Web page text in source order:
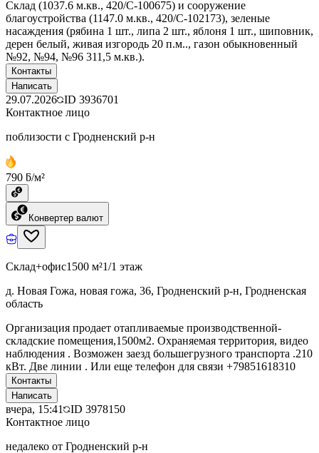
Склад (1037.6 м.кв., 420/C-100675) и сооружение
благоустройства (1147.0 м.кв., 420/C-102173), зеленые
насаждения (рябина 1 шт., липа 2 шт., яблоня 1 шт., шиповник,
дерен белый, живая изгородь 20 п.м.., газон обыкновенный
№92, №94, №96 311,5 м.кв.).
Контакты
Написать
29.07.2026 ID 3936701
Контактное лицо
поблизости с Гродненский р-н
790 ƃ/м²
Конвертер валют
Склад+офис1500 м²1/1 этаж
д. Новая Гожа, новая гожа, 36, Гродненский р-н, Гродненская
область
Организация продает отапливаемые производственной-
складские помещения,1500м2. Охраняемая территория, видео
наблюдения . Возможен заезд большегрузного транспорта .210
кВт. Две линии . Или еще телефон для связи +79851618310
Контакты
Написать
вчера, 15:41 ID 3978150
Контактное лицо
недалеко от Гродненский р-н